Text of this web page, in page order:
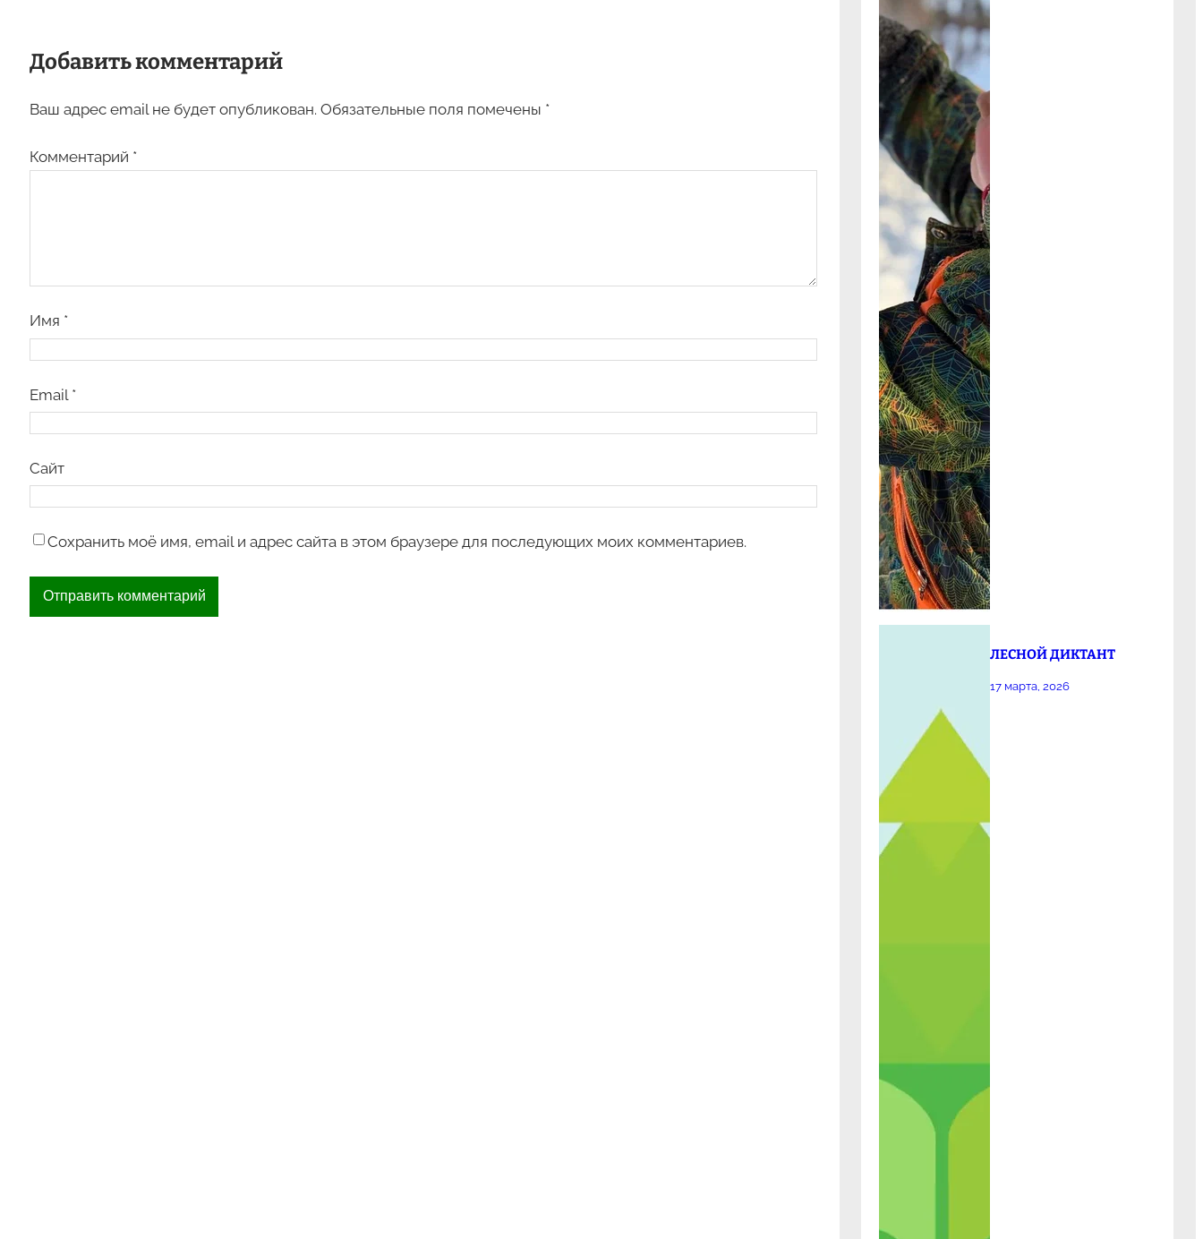
Добавить комментарий
Ваш адрес email не будет опубликован. Обязательные поля помечены *
Комментарий *
Имя *
Email *
Сайт
Сохранить моё имя, email и адрес сайта в этом браузере для последующих моих комментариев.
ЛЕСНОЙ ДИКТАНТ
17 марта, 2026